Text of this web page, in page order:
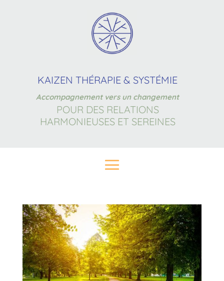
KAIZEN THÉRAPIE & SYSTÉMIE
Accompagnement vers un changement
POUR DES RELATIONS
HARMONIEUSES ET SEREINES